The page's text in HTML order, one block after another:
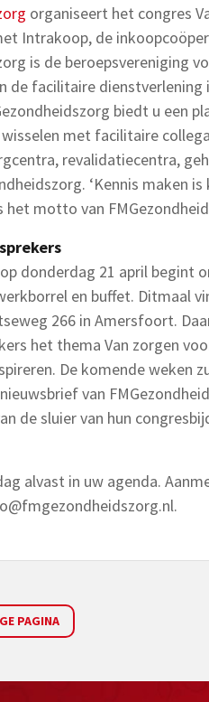
organiseert het congres
Intrakoop, de
is de beroepsvereniging
de facilitaire dienstverlening
biedt u een
met facilitaire
revalidatiecentra,
‘Kennis maken
het motto van
donderdag 21 april begint
en buffet. Ditmaal
266 in Amersfoort.
het thema Van zorgen
De komende weken
van
de sluier van hun
alvast in uw agenda.
.
PAGINA